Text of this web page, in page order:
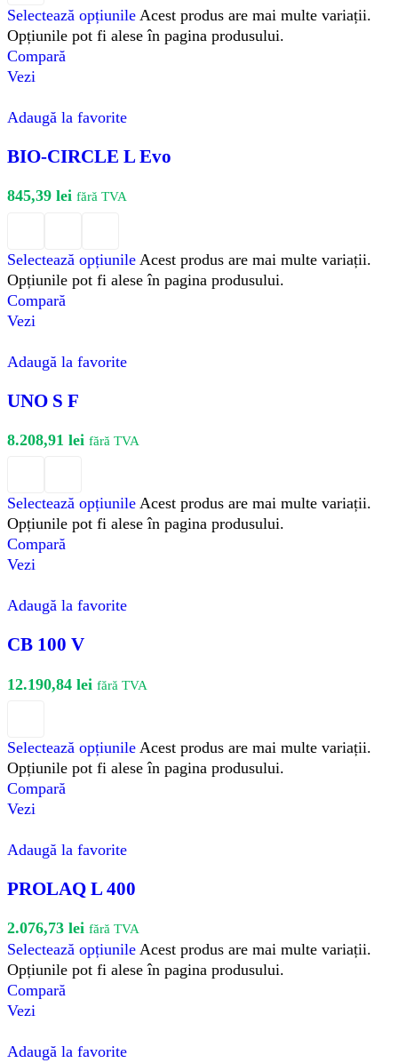
Selectează opțiunile Acest produs are mai multe variații.
Opțiunile pot fi alese în pagina produsului.
Compară
Vezi
Adaugă la favorite
BIO-CIRCLE L Evo
845,39 lei fără TVA
Selectează opțiunile Acest produs are mai multe variații.
Opțiunile pot fi alese în pagina produsului.
Compară
Vezi
Adaugă la favorite
UNO S F
8.208,91 lei fără TVA
Selectează opțiunile Acest produs are mai multe variații.
Opțiunile pot fi alese în pagina produsului.
Compară
Vezi
Adaugă la favorite
CB 100 V
12.190,84 lei fără TVA
Selectează opțiunile Acest produs are mai multe variații.
Opțiunile pot fi alese în pagina produsului.
Compară
Vezi
Adaugă la favorite
PROLAQ L 400
2.076,73 lei fără TVA
Selectează opțiunile Acest produs are mai multe variații.
Opțiunile pot fi alese în pagina produsului.
Compară
Vezi
Adaugă la favorite